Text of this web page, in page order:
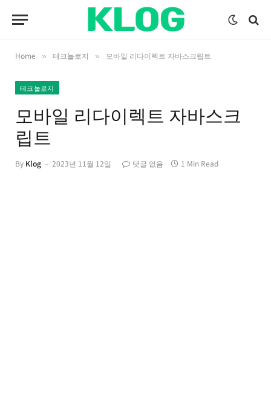
Home » 테크놀로지 » 모바일 리다이렉트 자바스크립트
테크놀로지
모바일 리다이렉트 자바스크
립트
By Klog 2023년 11월 12일 댓글 없음 1 Min Read